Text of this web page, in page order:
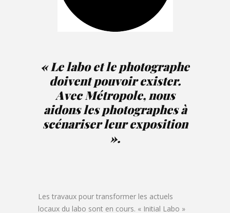
« Le labo et le photographe
doivent pouvoir exister.
Avec Métropole, nous
aidons les photographes à
scénariser leur exposition
».
Les travaux pour transformer les actuels
locaux du labo sont en cours. « Initial Labo »